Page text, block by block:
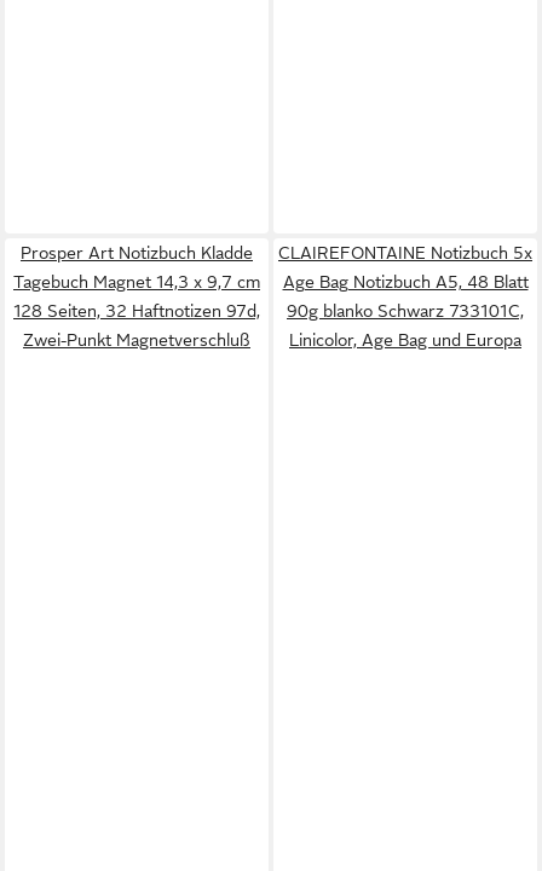
Prosper Art Notizbuch Kladde
Tagebuch Magnet 14,3 x 9,7 cm
128 Seiten, 32 Haftnotizen 97d,
Zwei-Punkt Magnetverschluß
CLAIREFONTAINE Notizbuch 5x
Age Bag Notizbuch A5, 48 Blatt
90g blanko Schwarz 733101C,
Linicolor, Age Bag und Europa